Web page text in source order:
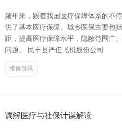
频年来，跟着我国医疗保障体系的不
供了基本医疗保障。城乡医保主要包
距，提高医疗保障水平，隐敝范围广
问题。 民丰县严但飞机股份公司
维修资讯
调解医疗与社保计谋解读